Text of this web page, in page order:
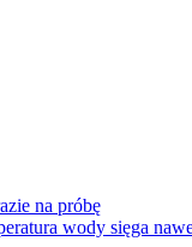
na próbę
wody sięga